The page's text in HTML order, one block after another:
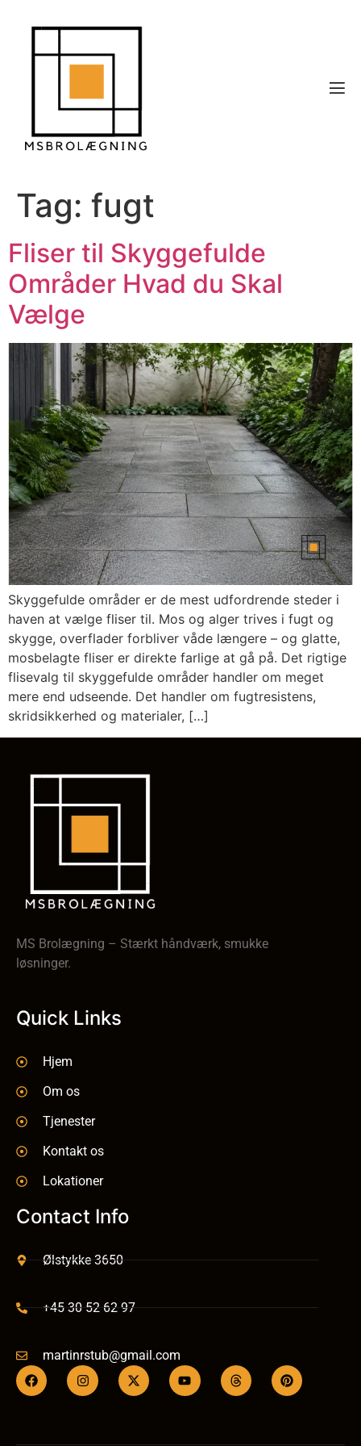
Tag: fugt
Fliser til Skyggefulde
Områder Hvad du Skal
Vælge
Skyggefulde områder er de mest udfordrende steder i
haven at vælge fliser til. Mos og alger trives i fugt og
skygge, overflader forbliver våde længere – og glatte,
mosbelagte fliser er direkte farlige at gå på. Det rigtige
flisevalg til skyggefulde områder handler om meget
mere end udseende. Det handler om fugtresistens,
skridsikkerhed og materialer, […]
MS Brolægning – Stærkt håndværk, smukke
løsninger.
Quick Links
Hjem
Om os
Tjenester
Kontakt os
Lokationer
Contact Info
Ølstykke 3650
+45 30 52 62 97
martinrstub@gmail.com